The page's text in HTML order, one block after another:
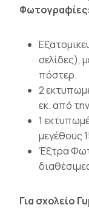
Φωτογραφίες:
σελίδες),
πόστερ.
2
εκ. από
1
μεγέθους
Έξτρα
Για σχολείο